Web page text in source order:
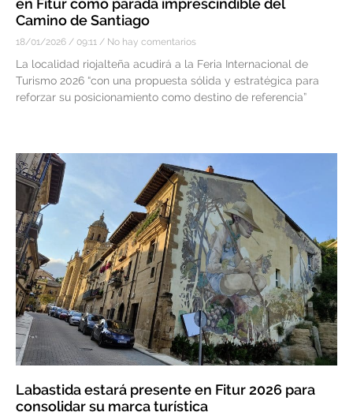
en Fitur como parada imprescindible del
Camino de Santiago
18/01/2026 09:11 No hay comentarios
La localidad riojalteña acudirá a la Feria Internacional de
Turismo 2026 “con una propuesta sólida y estratégica para
reforzar su posicionamiento como destino de referencia”
Labastida estará presente en Fitur 2026 para
consolidar su marca turística